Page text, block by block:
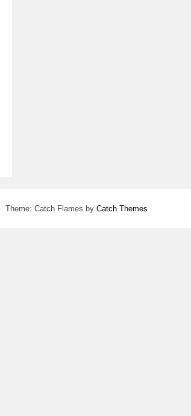
Theme: Catch Flames by Catch Themes